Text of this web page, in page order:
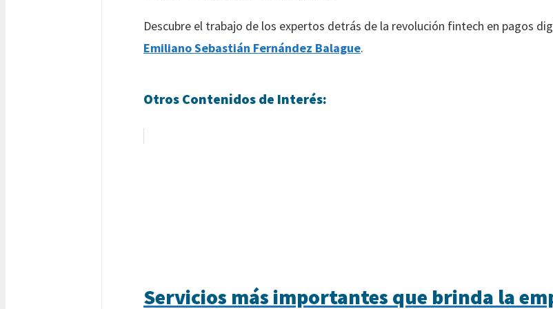
Descubre el trabajo de los expertos detrás de la revolución fintech en pagos
Emiliano Sebastián Fernández Balague.
Otros Contenidos de Interés:
Servicios más importantes que brinda la